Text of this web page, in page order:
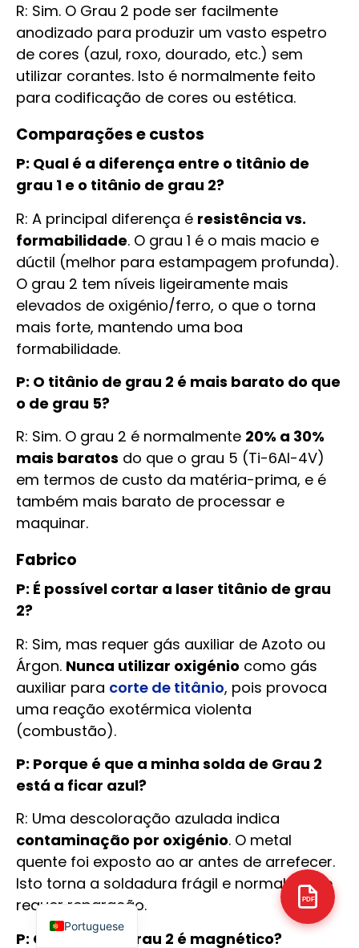
R: Sim. O Grau 2 pode ser facilmente
anodizado para produzir um vasto espetro
de cores (azul, roxo, dourado, etc.) sem
utilizar corantes. Isto é normalmente feito
para codificação de cores ou estética.
Comparações e custos
P: Qual é a diferença entre o titânio de
grau 1 e o titânio de grau 2?
R: A principal diferença é resistência vs.
formabilidade. O grau 1 é o mais macio e
dúctil (melhor para estampagem profunda).
O grau 2 tem níveis ligeiramente mais
elevados de oxigénio/ferro, o que o torna
mais forte, mantendo uma boa
formabilidade.
P: O titânio de grau 2 é mais barato do que
o de grau 5?
R: Sim. O grau 2 é normalmente 20% a 30%
mais baratos do que o grau 5 (Ti-6Al-4V)
em termos de custo da matéria-prima, e é
também mais barato de processar e
maquinar.
Fabrico
P: É possível cortar a laser titânio de grau
2?
R: Sim, mas requer gás auxiliar de Azoto ou
Árgon. Nunca utilizar oxigénio como gás
auxiliar para corte de titânio, pois provoca
uma reação exotérmica violenta
(combustão).
P: Porque é que a minha solda de Grau 2
está a ficar azul?
R: Uma descoloração azulada indica
contaminação por oxigénio. O metal
quente foi exposto ao ar antes de arrefecer.
Isto torna a soldadura frágil e normalmente
requer reparação.
P: O titânio de grau 2 é magnético?
PDF
Portuguese
English
Spanish
Japanese
German
Korean
Russian
Italian
Arabic